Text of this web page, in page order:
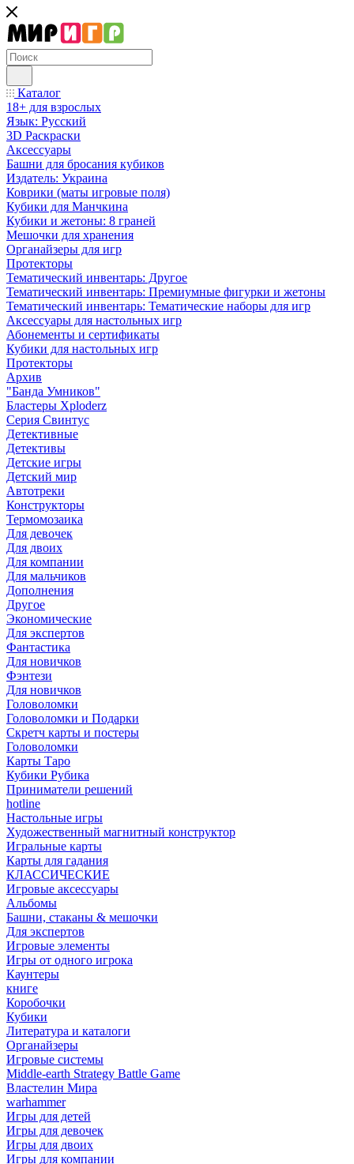
Каталог
18+ для взрослых
Язык: Русский
3D Раскраски
Аксессуары
Башни для бросания кубиков
Издатель: Украина
Коврики (маты игровые поля)
Кубики для Манчкина
Кубики и жетоны: 8 граней
Мешочки для хранения
Органайзеры для игр
Протекторы
Тематический инвентарь: Другое
Тематический инвентарь: Премиумные фигурки и жетоны
Тематический инвентарь: Тематические наборы для игр
Аксессуары для настольных игр
Абонементы и сертификаты
Кубики для настольных игр
Протекторы
Архив
"Банда Умников"
Бластеры Xploderz
Cерия Свинтус
Детективные
Детективы
Детские игры
Детский мир
Автотреки
Конструкторы
Термомозаика
Для девочек
Для двоих
Для компании
Для мальчиков
Дополнения
Другое
Экономические
Для экспертов
Фантастика
Для новичков
Фэнтези
Для новичков
Головоломки
Головоломки и Подарки
Cкретч карты и постеры
Головоломки
Карты Таро
Кубики Рубика
Приниматели решений
hotline
Настольные игры
Художественный магнитный конструктор
Игральные карты
Карты для гадания
КЛАССИЧЕСКИЕ
Игровые аксессуары
Альбомы
Башни, стаканы & мешочки
Для экспертов
Игровые элементы
Игры от одного игрока
Каунтеры
книге
Коробочки
Кубики
Литература и каталоги
Органайзеры
Игровые системы
Middle-earth Strategy Battle Game
Властелин Мира
warhammer
Игры для детей
Игры для девочек
Игры для двоих
Игры для компании